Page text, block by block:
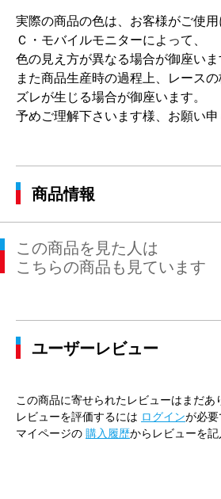
実際の商品の色は、お客様がご使用
Ｃ・モバイルモニターによって、
色の見え方が異なる場合が御座いま
また商品生産時の過程上、レース
ズレが生じる場合が御座います。
予めご理解下さいます様、お願い申
商品情報
この商品を見た人は
こちらの商品も見ています
ユーザーレビュー
この商品に寄せられたレビューはまだあ
レビューを評価するには ログインが必要
マイページの 購入履歴からレビューを記